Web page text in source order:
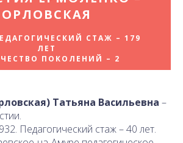
ОРЛОВСКАЯ
СТАЖ – 179
ЛЕТ
ПОКОЛЕНИЙ – 2
Татьяна Васильевна –
Педагогический стаж – 40 лет.